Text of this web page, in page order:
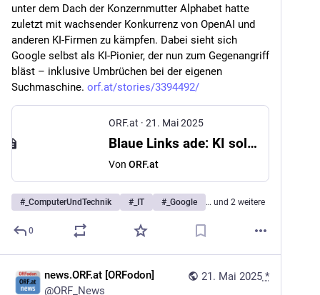
unter dem Dach der Konzernmutter Alphabet hatte
zuletzt mit wachsender Konkurrenz von OpenAI und
anderen KI-Firmen zu kämpfen. Dabei sieht sich
Google selbst als KI-Pionier, der nun zum Gegenangriff
bläst – inklusive Umbrüchen bei der eigenen
Suchmaschine. orf.at/stories/3394492/
ORF.at · 21. Mai 2025
Blaue Links ade: KI soll Google-Suche tiefgreifend verändern
Von ORF.at
# _ComputerUndTechnik # _IT # _Google … und 2 weitere
0
21. Mai 2025 *
news.ORF.at [ORFodon]
@ORF_News